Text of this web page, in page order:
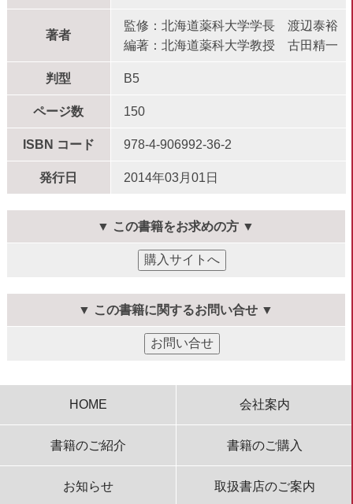
著者
監修：北海道薬科大学学長 渡辺泰裕
編著：北海道薬科大学教授 古田精一
判型 B5
ページ数 150
ISBN コード 978-4-906992-36-2
発行日 2014年03月01日
▼ この書籍をお求めの方 ▼
▼ この書籍に関するお問い合せ ▼
HOME 会社案内
書籍のご紹介 書籍のご購入
お知らせ 取扱書店のご案内